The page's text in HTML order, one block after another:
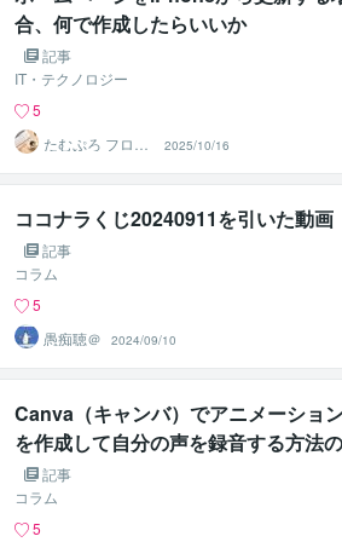
合、何で作成したらいいか
記事
IT・テクノロジー
5
たむぷろ フロン
トエンジニア
2025/10/16
ココナラくじ20240911を引いた動画
記事
コラム
5
愚痴聴＠
2024/09/10
Canva（キャンバ）でアニメーショ
を作成して自分の声を録音する方法
記事
コラム
5